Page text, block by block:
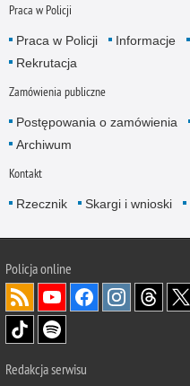
Praca w Policji
Praca w Policji Informacje
Rekrutacja
Zamówienia publiczne
Postępowania o zamówienia
Archiwum
Kontakt
Rzecznik Skargi i wnioski
Policjaonline
Redakcja serwisu